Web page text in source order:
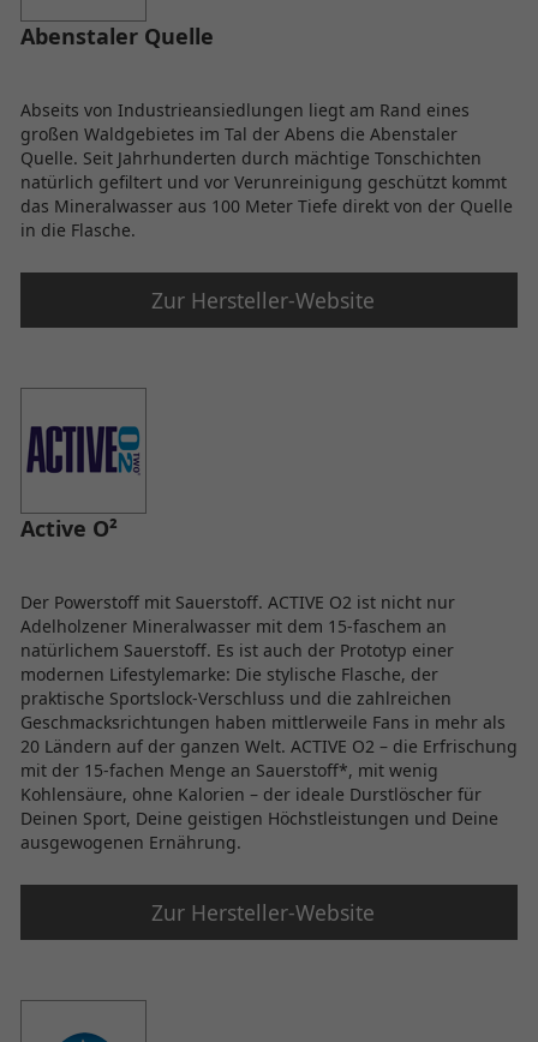
Abenstaler Quelle
Abseits von Industrieansiedlungen liegt am Rand eines
großen Waldgebietes im Tal der Abens die Abenstaler
Quelle. Seit Jahrhunderten durch mächtige Tonschichten
natürlich gefiltert und vor Verunreinigung geschützt kommt
das Mineralwasser aus 100 Meter Tiefe direkt von der Quelle
in die Flasche.
Zur Hersteller-Website
Active O²
Der Powerstoff mit Sauerstoff. ACTIVE O2 ist nicht nur
Adelholzener Mineralwasser mit dem 15-faschem an
natürlichem Sauerstoff. Es ist auch der Prototyp einer
modernen Lifestylemarke: Die stylische Flasche, der
praktische Sportslock-Verschluss und die zahlreichen
Geschmacksrichtungen haben mittlerweile Fans in mehr als
20 Ländern auf der ganzen Welt. ACTIVE O2 – die Erfrischung
mit der 15-fachen Menge an Sauerstoff*, mit wenig
Kohlensäure, ohne Kalorien – der ideale Durstlöscher für
Deinen Sport, Deine geistigen Höchstleistungen und Deine
ausgewogenen Ernährung.
Zur Hersteller-Website